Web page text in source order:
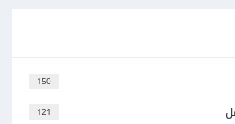
150
121